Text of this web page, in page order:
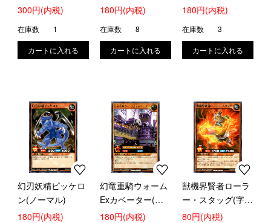
ラ)(RD/RLP1-
300円(内税)
在庫数 1
(RD/GRP1-JP022)
180円(内税)
在庫数 8
180円(内税)
在庫数 3
幻刃妖精ピッケロ
ン(ノーマル)
180円(内税)
幻竜重騎ウォーム
Exカベーター(ウ
ルトラ)(RD/KP04-
180円(内税)
獣機界賢者ローラ
ー・スタッグ(字レ
ア)
80円(内税)